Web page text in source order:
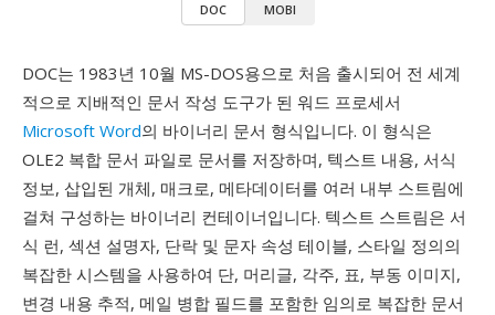
DOC MOBI
DOC는 1983년 10월 MS-DOS용으로 처음 출시되어 전 세계
적으로 지배적인 문서 작성 도구가 된 워드 프로세서
Microsoft Word의 바이너리 문서 형식입니다. 이 형식은
OLE2 복합 문서 파일로 문서를 저장하며, 텍스트 내용, 서식
정보, 삽입된 개체, 매크로, 메타데이터를 여러 내부 스트림에
걸쳐 구성하는 바이너리 컨테이너입니다. 텍스트 스트림은 서
식 런, 섹션 설명자, 단락 및 문자 속성 테이블, 스타일 정의의
복잡한 시스템을 사용하여 단, 머리글, 각주, 표, 부동 이미지,
변경 내용 추적, 메일 병합 필드를 포함한 임의로 복잡한 문서